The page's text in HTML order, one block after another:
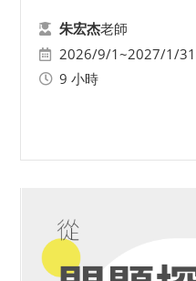
朱宏杰老師
2026/9/1~2027/1/31
9 小時